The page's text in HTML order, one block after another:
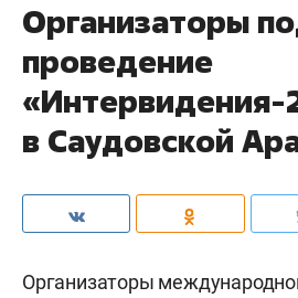
Организаторы
проведение
«Интервидения-
в Саудовской
Организаторы